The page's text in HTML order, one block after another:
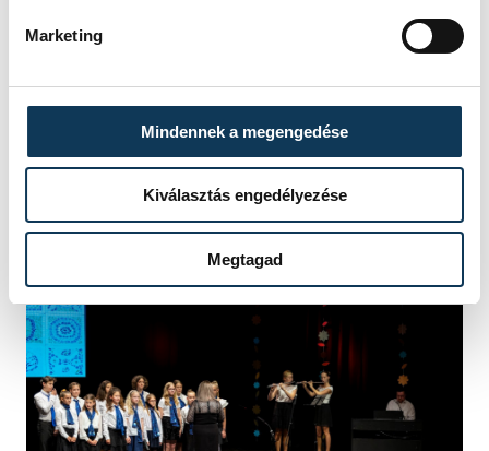
Marketing
Mindennek a megengedése
Kiválasztás engedélyezése
Megtagad
táncos műsorral bizonyították a diákok,
akiknek ezentúl is biztosítottak a jó légkör
és a tehetségük kibontakozásához
szükséges feltételek: Rózsa János, a
Veszprémi Német Nemzetiségi
Önkormányzat elnökhelyettese a szervezet
nevében 100 ezer forinttal támogatta a
szülinapos iskolát.